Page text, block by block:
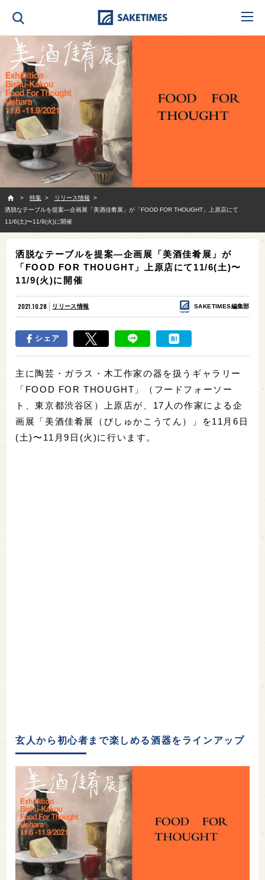
特集
リリース情報
洒脱なテーブルを提案—企画展「美酒佳肴展」が「FOOD FOR THOUGHT」上原店にて
11/6(土)〜11/9(火)に開催
洒脱なテーブルを提案—企画展「美酒佳肴展」が
「FOOD FOR THOUGHT」上原店にて11/6(土)〜
11/9(火)に開催
2021.10.28 リリース情報 SAKETIMES編集部
シェア
主に陶芸・ガラス・木工作家の器を扱うギャラリー
「FOOD FOR THOUGHT」（フードフォーソー
ト、東京都渋谷区）上原店が、17人の作家による企
画展「美酒佳肴展（びしゅかこうてん）」を11月6日
(土)〜11月9日(火)に行います。
玄人から初心者まで楽しめる酒器をラインアップ